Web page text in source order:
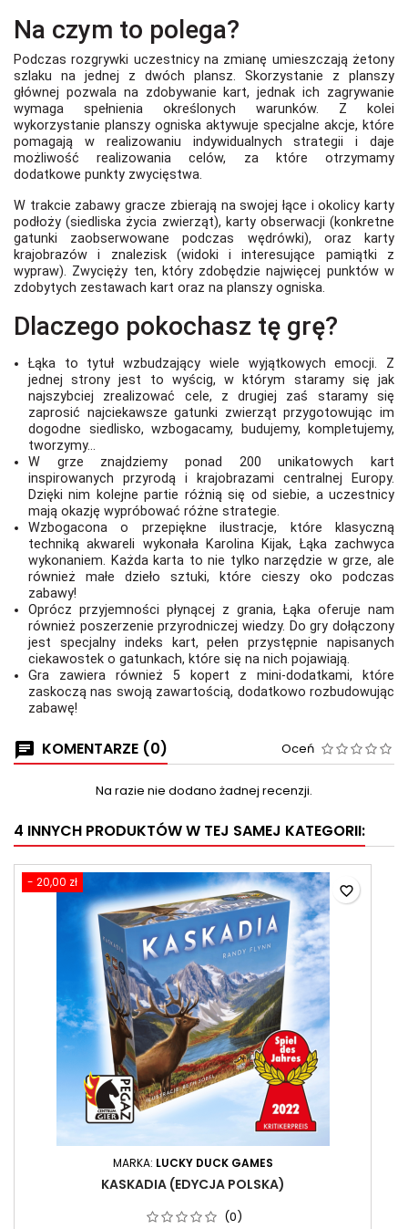
Na czym to polega?
Podczas rozgrywki uczestnicy na zmianę umieszczają żetony
szlaku na jednej z dwóch plansz. Skorzystanie z planszy
głównej pozwala na zdobywanie kart, jednak ich zagrywanie
wymaga spełnienia określonych warunków. Z kolei
wykorzystanie planszy ogniska aktywuje specjalne akcje, które
pomagają w realizowaniu indywidualnych strategii i daje
możliwość realizowania celów, za które otrzymamy
dodatkowe punkty zwycięstwa.
W trakcie zabawy gracze zbierają na swojej łące i okolicy karty
podłoży (siedliska życia zwierząt), karty obserwacji (konkretne
gatunki zaobserwowane podczas wędrówki), oraz karty
krajobrazów i znalezisk (widoki i interesujące pamiątki z
wypraw). Zwycięży ten, który zdobędzie najwięcej punktów w
zdobytych zestawach kart oraz na planszy ogniska.
Dlaczego pokochasz tę grę?
Łąka to tytuł wzbudzający wiele wyjątkowych emocji. Z
jednej strony jest to wyścig, w którym staramy się jak
najszybciej zrealizować cele, z drugiej zaś staramy się
zaprosić najciekawsze gatunki zwierząt przygotowując im
dogodne siedlisko, wzbogacamy, budujemy, kompletujemy,
tworzymy...
W grze znajdziemy ponad 200 unikatowych kart
inspirowanych przyrodą i krajobrazami centralnej Europy.
Dzięki nim kolejne partie różnią się od siebie, a uczestnicy
mają okazję wypróbować różne strategie.
Wzbogacona o przepiękne ilustracje, które klasyczną
techniką akwareli wykonała Karolina Kijak, Łąka zachwyca
wykonaniem. Każda karta to nie tylko narzędzie w grze, ale
również małe dzieło sztuki, które cieszy oko podczas
zabawy!
Oprócz przyjemności płynącej z grania, Łąka oferuje nam
również poszerzenie przyrodniczej wiedzy. Do gry dołączony
jest specjalny indeks kart, pełen przystępnie napisanych
ciekawostek o gatunkach, które się na nich pojawiają.
Gra zawiera również 5 kopert z mini-dodatkami, które
zaskoczą nas swoją zawartością, dodatkowo rozbudowując
zabawę!
KOMENTARZE (0) Oceń
Na razie nie dodano żadnej recenzji.
4 INNYCH PRODUKTÓW W TEJ SAMEJ KATEGORII:
- 20,00 zł
MARKA: LUCKY DUCK GAMES
KASKADIA (EDYCJA POLSKA)
(0)
favorite_border